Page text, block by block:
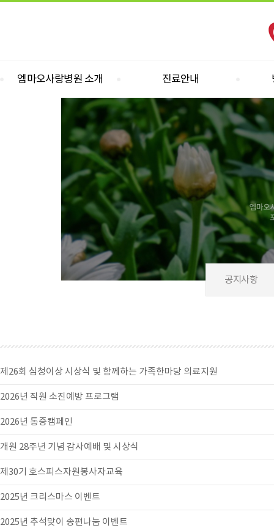
엠마오사랑병원 소개 진료안내
공지사항
제26회 심청이상 시상식 및 함께하는 가족한마당 의료지원
2026년 직원 소진예방 프로그램
2026년 통증캠페인
개원 28주년 기념 감사예배 및 시상식
제30기 호스피스자원봉사자교육
2025년 크리스마스 이벤트
2025년 추석맞이 송편나눔 이벤트